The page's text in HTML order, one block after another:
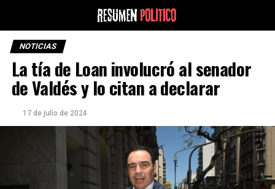
NOTICIAS
La tía de Loan involucró al senador
de Valdés y lo citan a declarar
17 de julio de 2024